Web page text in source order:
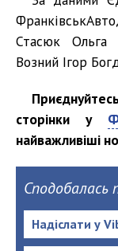
Стасюк Ольга
Возний Ігор
сторінки у
найважливіші
Сподобалась
Надіслати у